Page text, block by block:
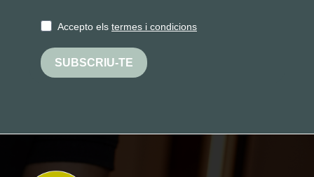
Accepto els termes i condicions
SUBSCRIU-TE